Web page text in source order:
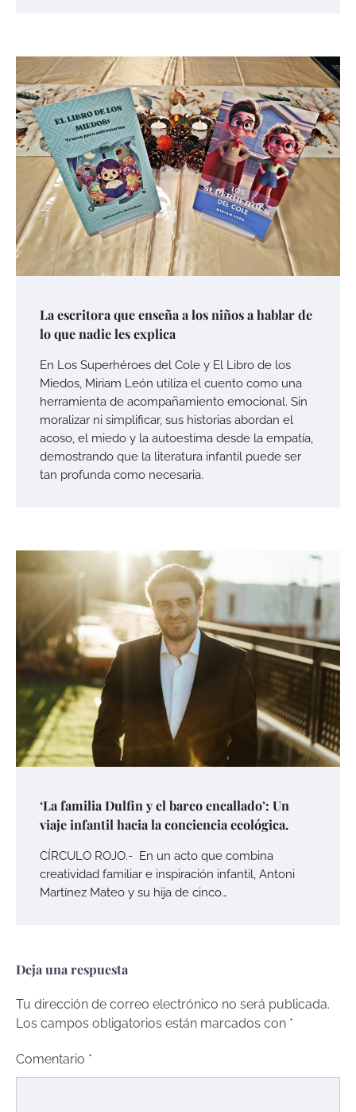
La escritora que enseña a los niños a hablar de
lo que nadie les explica
En Los Superhéroes del Cole y El Libro de los
Miedos, Miriam León utiliza el cuento como una
herramienta de acompañamiento emocional. Sin
moralizar ni simplificar, sus historias abordan el
acoso, el miedo y la autoestima desde la empatía,
demostrando que la literatura infantil puede ser
tan profunda como necesaria.
‘La familia Dulfin y el barco encallado’: Un
viaje infantil hacia la conciencia ecológica.
CÍRCULO ROJO.- En un acto que combina
creatividad familiar e inspiración infantil, Antoni
Martínez Mateo y su hija de cinco…
Deja una respuesta
Tu dirección de correo electrónico no será publicada.
Los campos obligatorios están marcados con *
Comentario *